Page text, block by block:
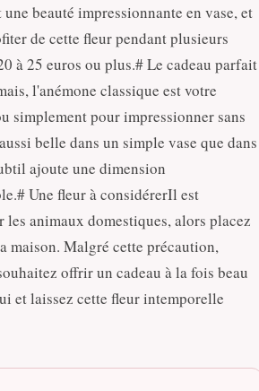
beauté impressionnante en vase, et
de cette fleur pendant plusieurs
à 25 euros ou plus.# Le cadeau parfait
l'anémone classique est votre
simplement pour impressionner sans
belle dans un simple vase que dans
ajoute une dimension
Une fleur à considérerIl est
animaux domestiques, alors placez
maison. Malgré cette précaution,
offrir un cadeau à la fois beau
et laissez cette fleur intemporelle